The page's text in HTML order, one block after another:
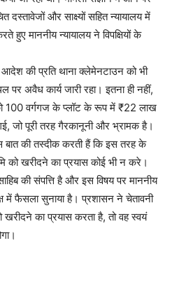
दस्तावेजों और साक्ष्यों सहित न्यायालय में
हुए माननीय न्यायालय ने विपक्षियों के
आदेश की प्रति थाना क्लेमेनटाउन को भी
अवैध कार्य जारी रहा। इतना ही नहीं,
को 100 वर्गगज के प्लॉट के रूप में ₹22 लाख
जो पूरी तरह गैरकानूनी और भ्रामक है।
की तस्दीक करती हैं कि इस तरह के
को खरीदने का प्रयास कोई भी न करे।
की संपत्ति है और इस विषय पर माननीय
में फैसला सुनाया है। प्रशासन ने चेतावनी
खरीदने का प्रयास करता है, तो वह स्वयं